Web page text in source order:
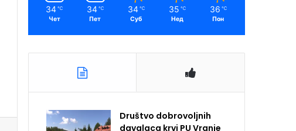
34 ℃
Чет
34 ℃
Пет
34 ℃
Суб
35 ℃
Нед
36 ℃
Пон
Društvo dobrovoljnih
davalaca krvi PU Vranje